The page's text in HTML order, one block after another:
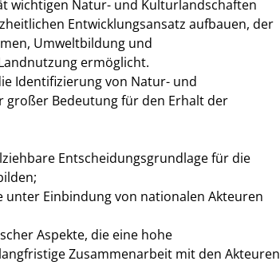
wichtigen Natur- und Kulturlandschaften
Entwicklungsansatz aufbauen, der
Umweltbildung und
ermöglicht.
Identifizierung von Natur- und
großer Bedeutung für den Erhalt der
Entscheidungsgrundlage für die
Einbindung von nationalen Akteuren
Aspekte, die eine hohe
Zusammenarbeit mit den Akteuren